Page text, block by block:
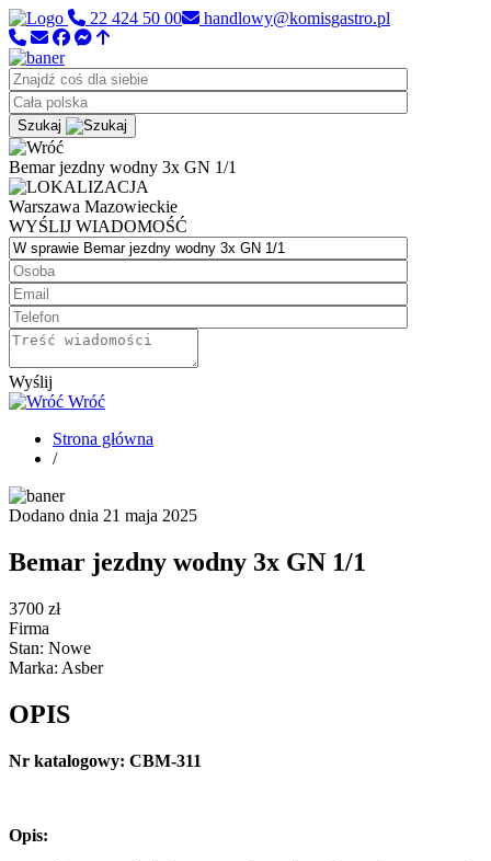
22 424 50 00 handlowy@komisgastro.pl
Szukaj
Bemar jezdny wodny 3x GN 1/1
Warszawa Mazowieckie
WYŚLIJ WIADOMOŚĆ
Wyślij
Wróć
Strona główna
/
Dodano dnia 21 maja 2025
Bemar jezdny wodny 3x GN 1/1
3700 zł
Firma
Stan: Nowe
Marka: Asber
OPIS
Nr katalogowy: CBM-311
Opis: